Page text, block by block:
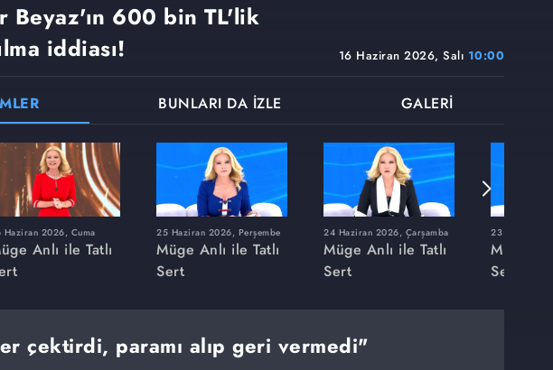
16 Haziran 2026, Salı 10:00
Beyaz'ın 600 bin TL'lik
iddiası!
BUNLARI DA İZLE GALERİ
Haziran 2026, Cuma
Anlı ile Tatlı
25 Haziran 2026, Perşembe
Müge Anlı ile Tatlı
Sert
24 Haziran 2026, Çarşamba
Müge Anlı ile Tatlı
Sert
23 Haziran
Müge
Sert
çektirdi, paramı alıp geri vermedi"